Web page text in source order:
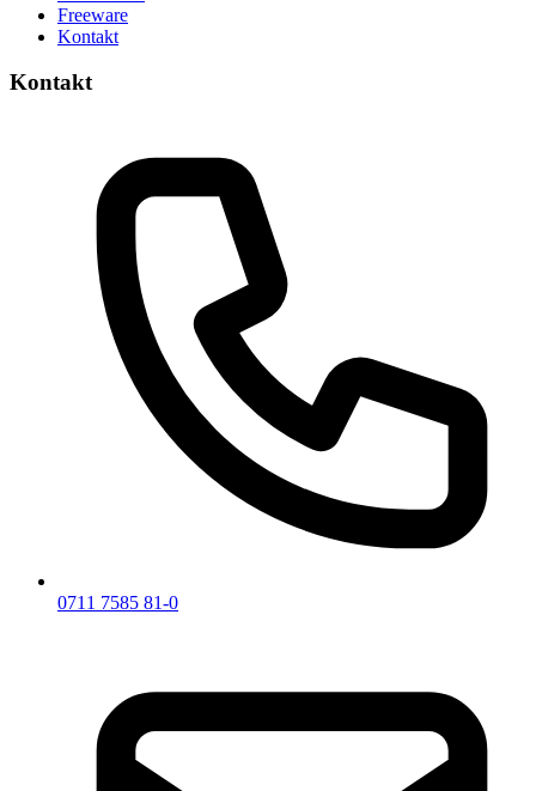
Freeware
Kontakt
Kontakt
0711 7585 81-0